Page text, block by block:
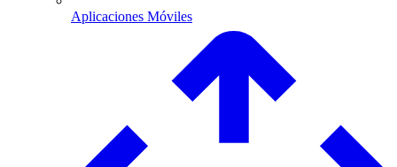
Aplicaciones Móviles